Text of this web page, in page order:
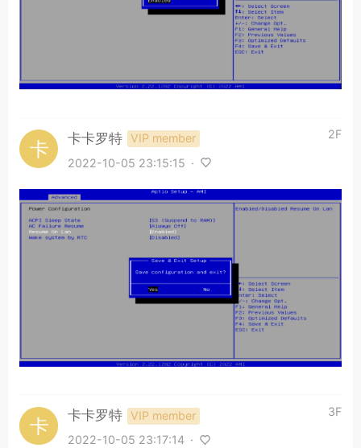
卡卡罗特
VIP member
2022-10-05 23:15:15 ·
2F
卡卡罗特
VIP member
2022-10-05 23:17:14 ·
3F